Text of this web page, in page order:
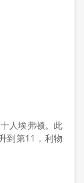
人埃弗顿。此
到第11，利物